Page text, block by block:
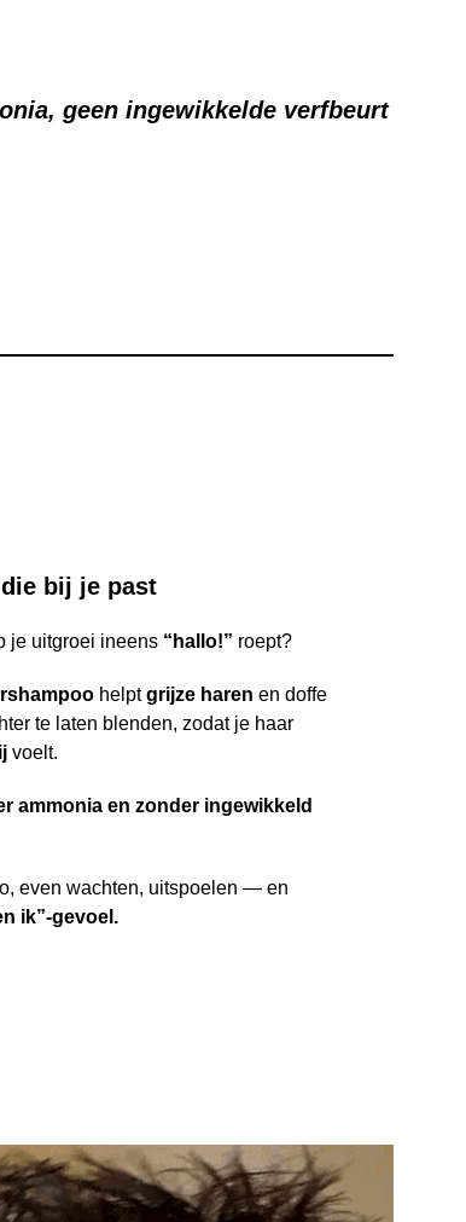
geen ingewikkelde verfbeurt
bij je past
je uitgroei ineens “hallo!” roept?
helptgrijze haren en doffe
te laten blenden, zodat je haar
voelt.
ammonia en zonder ingewikkeld
even wachten, uitspoelen — en
ik”-gevoel.